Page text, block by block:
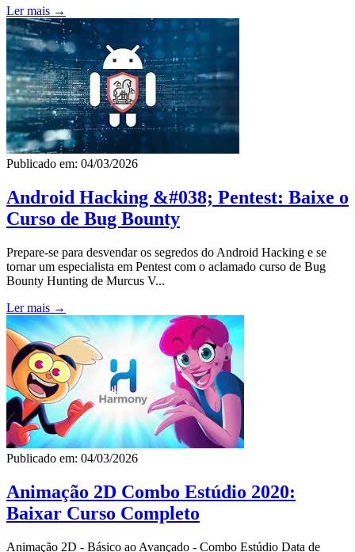
Ler mais →
Publicado em: 04/03/2026
Android Hacking &#038; Pentest: Baixe o
Curso de Bug Bounty
Prepare-se para desvendar os segredos do Android Hacking e se
tornar um especialista em Pentest com o aclamado curso de Bug
Bounty Hunting de Murcus V...
Ler mais →
Publicado em: 04/03/2026
Animação 2D Combo Estúdio 2020:
Baixar Curso Completo
Animação 2D - Básico ao Avançado - Combo Estúdio Data de